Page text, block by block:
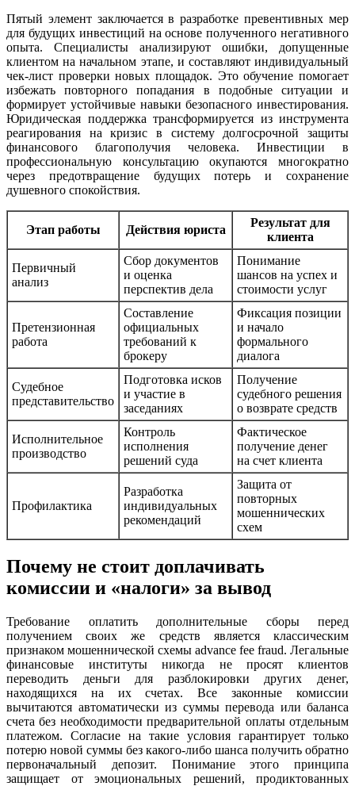
Пятый элемент заключается в разработке превентивных мер
для будущих инвестиций на основе полученного негативного
опыта. Специалисты анализируют ошибки, допущенные
клиентом на начальном этапе, и составляют индивидуальный
чек-лист проверки новых площадок. Это обучение помогает
избежать повторного попадания в подобные ситуации и
формирует устойчивые навыки безопасного инвестирования.
Юридическая поддержка трансформируется из инструмента
реагирования на кризис в систему долгосрочной защиты
финансового благополучия человека. Инвестиции в
профессиональную консультацию окупаются многократно
через предотвращение будущих потерь и сохранение
душевного спокойствия.
Этап работы Действия юриста
Результат для
клиента
Первичный
анализ
Сбор документов
и оценка
перспектив дела
Понимание
шансов на успех и
стоимости услуг
Претензионная
работа
Составление
официальных
требований к
брокеру
Фиксация позиции
и начало
формального
диалога
Судебное
представительство
Подготовка исков
и участие в
заседаниях
Получение
судебного решения
о возврате средств
Исполнительное
производство
Контроль
исполнения
решений суда
Фактическое
получение денег
на счет клиента
Профилактика
Разработка
индивидуальных
рекомендаций
Защита от
повторных
мошеннических
схем
Почему не стоит доплачивать
комиссии и «налоги» за вывод
Требование оплатить дополнительные сборы перед
получением своих же средств является классическим
признаком мошеннической схемы advance fee fraud. Легальные
финансовые институты никогда не просят клиентов
переводить деньги для разблокировки других денег,
находящихся на их счетах. Все законные комиссии
вычитаются автоматически из суммы перевода или баланса
счета без необходимости предварительной оплаты отдельным
платежом. Согласие на такие условия гарантирует только
потерю новой суммы без какого-либо шанса получить обратно
первоначальный депозит. Понимание этого принципа
защищает от эмоциональных решений, продиктованных